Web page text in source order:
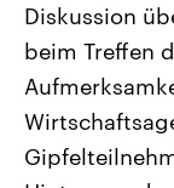
Landtagswahl
2026
Alle
Sachsen-Anhalt
September 2026
Landtag. Seit
Diskussion
beim Treffen